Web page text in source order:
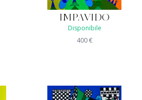
IMPAVIDO
Disponibile
400€